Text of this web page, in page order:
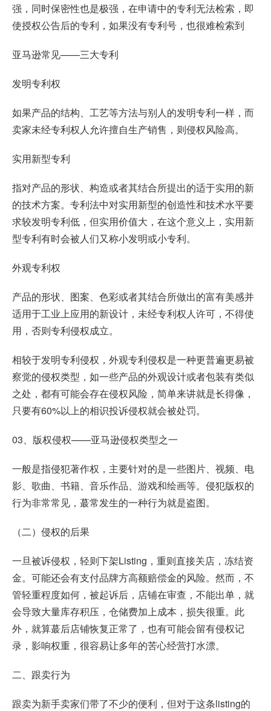
强，同时保密性也是极强，在申请中的专利无法检索，即
使授权公告后的专利，如果没有专利号，也很难检索到
亚马逊常见——三大专利
发明专利权
如果产品的结构、工艺等方法与别人的发明专利一样，而
卖家未经专利权人允许擅自生产销售，则侵权风险高。
实用新型专利
指对产品的形状、构造或者其结合所提出的适于实用的新
的技术方案。专利法中对实用新型的创造性和技术水平要
求较发明专利低，但实用价值大，在这个意义上，实用新
型专利有时会被人们又称小发明或小专利。
外观专利权
产品的形状、图案、色彩或者其结合所做出的富有美感并
适用于工业上应用的新设计，未经专利权人许可，不得使
用，否则专利侵权成立。
相较于发明专利侵权，外观专利侵权是一种更普遍更易被
察觉的侵权类型，如一些产品的外观设计或者包装有类似
之处，都有可能会存在侵权风险，简单来讲就是长得像，
只要有60%以上的相识投诉侵权就会被处罚。
03、版权侵权——亚马逊侵权类型之一
一般是指侵犯著作权，主要针对的是一些图片、视频、电
影、歌曲、书籍、音乐作品、游戏和绘画等。侵犯版权的
行为非常常见，蕞常发生的一种行为就是盗图。
（二）侵权的后果
一旦被诉侵权，轻则下架Listing，重则直接关店，冻结资
金。可能还会有支付品牌方高额赔偿金的风险。然而，不
管轻重程度如何，被起诉后，店铺在审查，不能出单，就
会导致大量库存积压，仓储费加上成本，损失很重。此
外，就算蕞后店铺恢复正常了，也有可能会留有侵权记
录，影响权重，很容易让多年的苦心经营打水漂。
二、跟卖行为
跟卖为新手卖家们带了不少的便利，但对于这条listing的